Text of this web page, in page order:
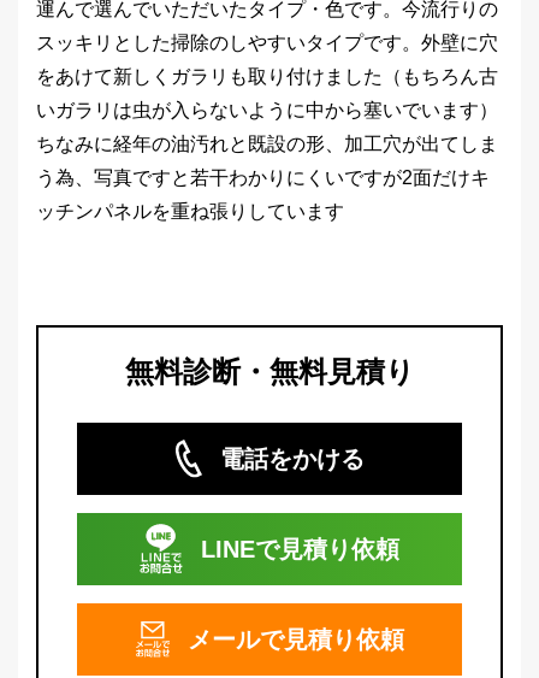
運んで選んでいただいたタイプ・色です。今流行りの
スッキリとした掃除のしやすいタイプです。外壁に穴
をあけて新しくガラリも取り付けました（もちろん古
いガラリは虫が入らないように中から塞いでいます）
ちなみに経年の油汚れと既設の形、加工穴が出てしま
う為、写真ですと若干わかりにくいですが2面だけキ
ッチンパネルを重ね張りしています
無料診断・無料見積り
電話をかける
LINEで見積り依頼
メールで見積り依頼